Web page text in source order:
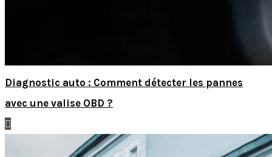
Diagnostic auto : Comment détecter les pannes
avec une valise OBD ?